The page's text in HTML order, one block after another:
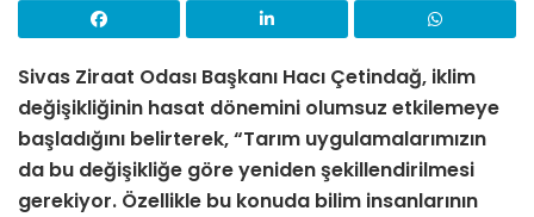
Sivas Ziraat Odası Başkanı Hacı Çetindağ, iklim
değişikliğinin hasat dönemini olumsuz etkilemeye
başladığını belirterek, “Tarım uygulamalarımızın
da bu değişikliğe göre yeniden şekillendirilmesi
gerekiyor. Özellikle bu konuda bilim insanlarının